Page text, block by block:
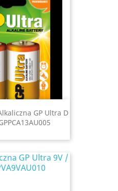
GP Ultra D